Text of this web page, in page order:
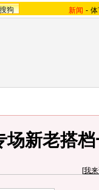
狗 新闻 -
场新老搭
[我